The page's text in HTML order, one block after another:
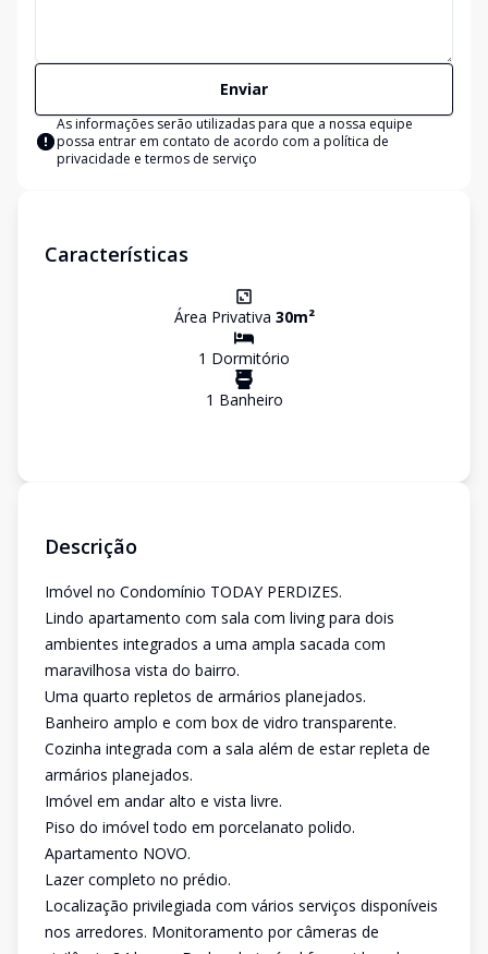
Enviar
As informações serão utilizadas para que a nossa equipe
possa entrar em contato de acordo com a política de
privacidade e termos de serviço
Características
Área Privativa 30m²
1 Dormitório
1 Banheiro
Descrição
Imóvel no Condomínio TODAY PERDIZES.
Lindo apartamento com sala com living para dois
ambientes integrados a uma ampla sacada com
maravilhosa vista do bairro.
Uma quarto repletos de armários planejados.
Banheiro amplo e com box de vidro transparente.
Cozinha integrada com a sala além de estar repleta de
armários planejados.
Imóvel em andar alto e vista livre.
Piso do imóvel todo em porcelanato polido.
Apartamento NOVO.
Lazer completo no prédio.
Localização privilegiada com vários serviços disponíveis
nos arredores. Monitoramento por câmeras de